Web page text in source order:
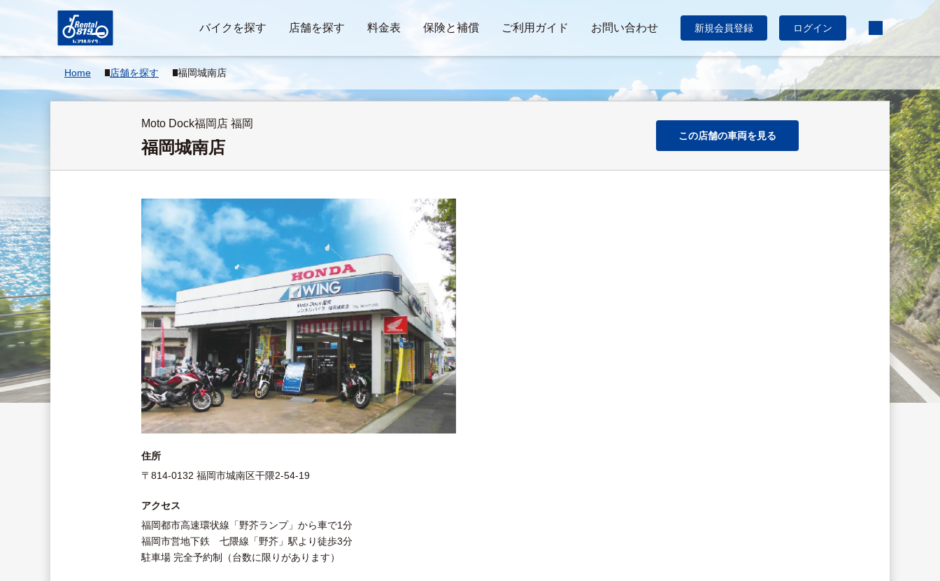
バイクを探す 店舗を探す 料金表 保険と補償 ご利用ガイド お問い合わせ 新規会員登録 ログイン
Home 店舗を探す 福岡城南店
Moto Dock福岡店 福岡
福岡城南店
この店舗の車両を見る
住所
〒814-0132 福岡市城南区干隈2-54-19
アクセス
福岡都市高速環状線「野芥ランプ」から車で1分
福岡市営地下鉄 七隈線「野芥」駅より徒歩3分
駐車場 完全予約制（台数に限りがあります）